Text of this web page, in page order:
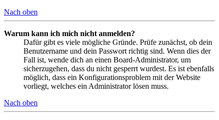
Nach oben
Warum kann ich mich nicht anmelden?
Dafür gibt es viele mögliche Gründe. Prüfe zunächst, ob dein
Benutzername und dein Passwort richtig sind. Wenn dies der
Fall ist, wende dich an einen Board-Administrator, um
sicherzugehen, dass du nicht gesperrt wurdest. Es ist ebenfalls
möglich, dass ein Konfigurationsproblem mit der Website
vorliegt, welches ein Administrator lösen muss.
Nach oben